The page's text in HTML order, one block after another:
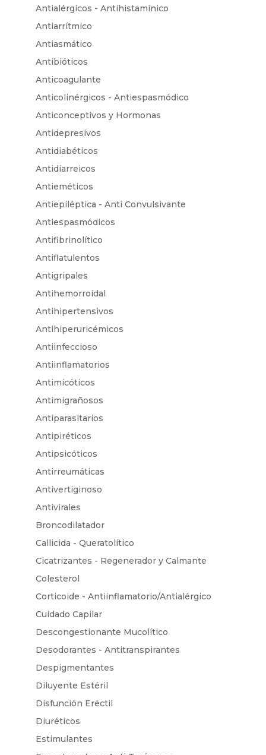
Antialérgicos - Antihistamínico
Antiarrítmico
Antiasmático
Antibióticos
Anticoagulante
Anticolinérgicos - Antiespasmódico
Anticonceptivos y Hormonas
Antidepresivos
Antidiabéticos
Antidiarreicos
Antieméticos
Antiepiléptica - Anti Convulsivante
Antiespasmódicos
Antifibrinolítico
Antiflatulentos
Antigripales
Antihemorroidal
Antihipertensivos
Antihiperuricémicos
Antiinfeccioso
Antiinflamatorios
Antimicóticos
Antimigrañosos
Antiparasitarios
Antipiréticos
Antipsicóticos
Antirreumáticas
Antivertiginoso
Antivirales
Broncodilatador
Callicida - Queratolítico
Cicatrizantes - Regenerador y Calmante
Colesterol
Corticoide - Antiinflamatorio/Antialérgico
Cuidado Capilar
Descongestionante Mucolítico
Desodorantes - Antitranspirantes
Despigmentantes
Diluyente Estéril
Disfunción Eréctil
Diuréticos
Estimulantes